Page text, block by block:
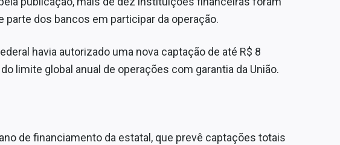
parte dos bancos em participar da operação.
havia autorizado uma nova captação de até R$ 8
limite global anual de operações com garantia da União.
de financiamento da estatal, que prevê captações totais